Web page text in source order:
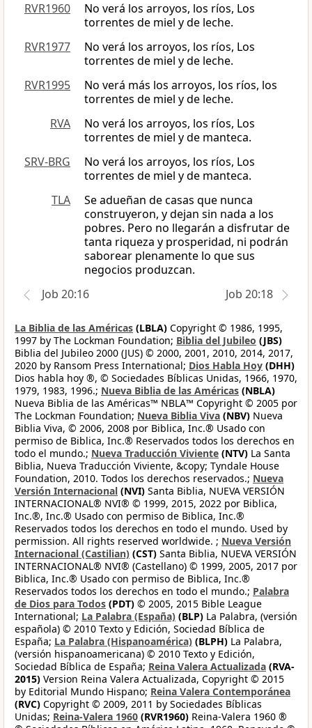
RVR1960
No verá los arroyos, los ríos, Los
torrentes de miel y de leche.
RVR1977
No verá los arroyos, los ríos, Los
torrentes de miel y de leche.
RVR1995
No verá más los arroyos, los ríos, los
torrentes de miel y de leche.
RVA
No verá los arroyos, los ríos, Los
torrentes de miel y de manteca.
SRV-BRG
No verá los arroyos, los ríos, Los
torrentes de miel y de manteca.
TLA
Se adueñan de casas que nunca
construyeron, y dejan sin nada a los
pobres. Pero no llegarán a disfrutar de
tanta riqueza y prosperidad, ni podrán
saborear plenamente lo que sus
negocios produzcan.
Job 20:16
Job 20:18
La Biblia de las Américas (LBLA) Copyright © 1986, 1995,
1997 by The Lockman Foundation; Biblia del Jubileo (JBS)
Biblia del Jubileo 2000 (JUS) © 2000, 2001, 2010, 2014, 2017,
2020 by Ransom Press International; Dios Habla Hoy (DHH)
Dios habla hoy ®, © Sociedades Bíblicas Unidas, 1966, 1970,
1979, 1983, 1996.; Nueva Biblia de las Américas (NBLA)
Nueva Biblia de las Américas™ NBLA™ Copyright © 2005 por
The Lockman Foundation; Nueva Biblia Viva (NBV) Nueva
Biblia Viva, © 2006, 2008 por Biblica, Inc.® Usado con
permiso de Biblica, Inc.® Reservados todos los derechos en
todo el mundo.; Nueva Traducción Viviente (NTV) La Santa
Biblia, Nueva Traducción Viviente, &copy; Tyndale House
Foundation, 2010. Todos los derechos reservados.; Nueva
Versión Internacional (NVI) Santa Biblia, NUEVA VERSIÓN
INTERNACIONAL® NVI® © 1999, 2015, 2022 por Biblica,
Inc.®, Inc.® Usado con permiso de Biblica, Inc.®
Reservados todos los derechos en todo el mundo. Used by
permission. All rights reserved worldwide. ; Nueva Versión
Internacional (Castilian) (CST) Santa Biblia, NUEVA VERSIÓN
INTERNACIONAL® NVI® (Castellano) © 1999, 2005, 2017 por
Biblica, Inc.® Usado con permiso de Biblica, Inc.®
Reservados todos los derechos en todo el mundo.; Palabra
de Dios para Todos (PDT) © 2005, 2015 Bible League
International; La Palabra (España) (BLP) La Palabra, (versión
española) © 2010 Texto y Edición, Sociedad Bíblica de
España; La Palabra (Hispanoamérica) (BLPH) La Palabra,
(versión hispanoamericana) © 2010 Texto y Edición,
Sociedad Bíblica de España; Reina Valera Actualizada (RVA-
2015) Version Reina Valera Actualizada, Copyright © 2015
by Editorial Mundo Hispano; Reina Valera Contemporánea
(RVC) Copyright © 2009, 2011 by Sociedades Bíblicas
Unidas; Reina-Valera 1960 (RVR1960) Reina-Valera 1960 ®